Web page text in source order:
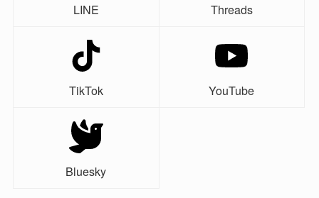
LINE Threads
TikTok YouTube
Bluesky